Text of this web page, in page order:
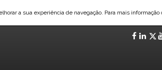
a sua experiência de navegação. Para mais informação